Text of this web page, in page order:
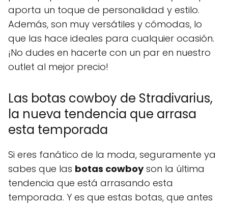
aporta un toque de personalidad y estilo.
Además, son muy versátiles y cómodas, lo
que las hace ideales para cualquier ocasión.
¡No dudes en hacerte con un par en nuestro
outlet al mejor precio!
Las botas cowboy de Stradivarius,
la nueva tendencia que arrasa
esta temporada
Si eres fanático de la moda, seguramente ya
sabes que las botas cowboyson la última
tendencia que está arrasando esta
temporada. Y es que estas botas, que antes